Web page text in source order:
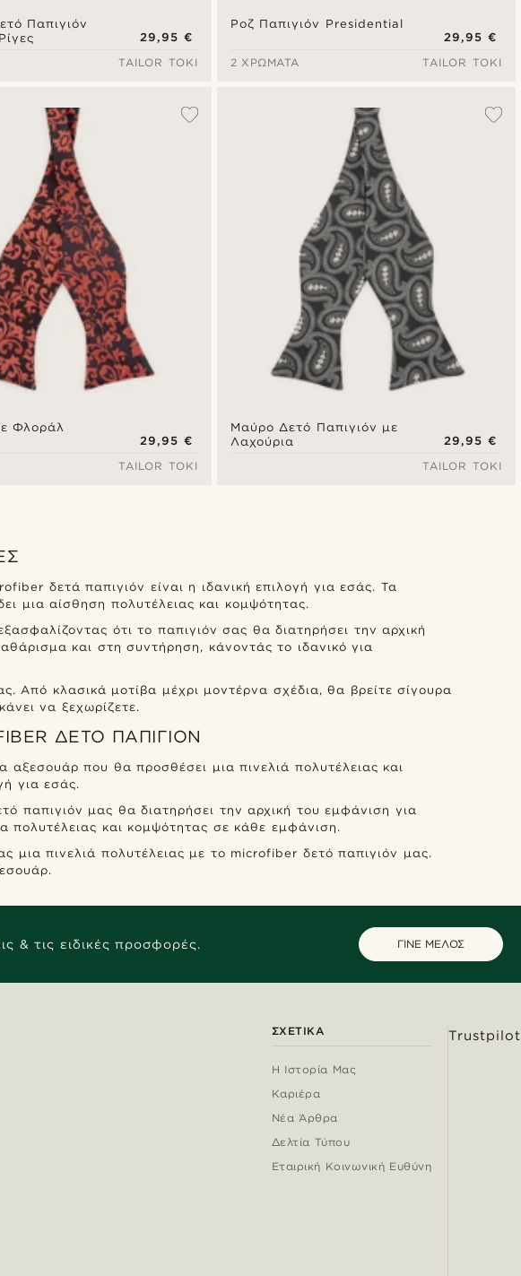
Παπιγιόν
29,95 €
TAILOR TOKI
Ροζ Παπιγιόν Presidential
29,95 €
2 ΧΡΏΜΑΤΑ
TAILOR TOKI
Φλοράλ
29,95 €
TAILOR TOKI
Μαύρο Δετό Παπιγιόν με
Λαχούρια
29,95 €
TAILOR TOKI
δετά παπιγιόν είναι η ιδανική επιλογή για εσάς. Τα
μια αίσθηση πολυτέλειας και κομψότητας.
ότι το παπιγιόν σας θα διατηρήσει την αρχική
και στη συντήρηση, κάνοντάς το ιδανικό για
κλασικά μοτίβα μέχρι μοντέρνα σχέδια, θα βρείτε σίγουρα
να ξεχωρίζετε.
ΔΕΤΌ ΠΑΠΙΓΙΌΝ
που θα προσθέσει μια πινελιά πολυτέλειας και
για εσάς.
παπιγιόν μας θα διατηρήσει την αρχική του εμφάνιση για
και κομψότητας σε κάθε εμφάνιση.
πινελιά πολυτέλειας με το microfiber δετό παπιγιόν μας.
& τις ειδικές προσφορές. ΓΙΝΕ ΜΕΛΟΣ
ΣΧΕΤΙΚΆ
Η Ιστορία Μας
Καριέρα
Νέα Άρθρα
Δελτία Τύπου
Εταιρική Κοινωνική Ευθύνη
Trustpilot